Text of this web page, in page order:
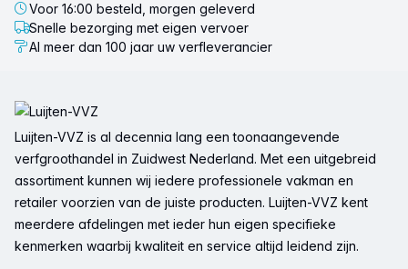
Voor 16:00 besteld, morgen geleverd
Snelle bezorging met eigen vervoer
Al meer dan 100 jaar uw verfleverancier
Luijten-VVZ is al decennia lang een toonaangevende
verfgroothandel in Zuidwest Nederland. Met een uitgebreid
assortiment kunnen wij iedere professionele vakman en
retailer voorzien van de juiste producten. Luijten-VVZ kent
meerdere afdelingen met ieder hun eigen specifieke
kenmerken waarbij kwaliteit en service altijd leidend zijn.